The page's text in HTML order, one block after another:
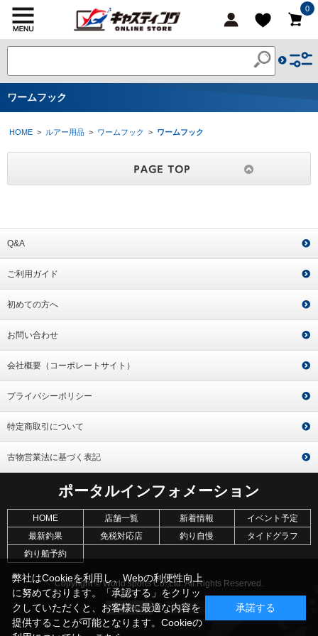
0
ワームフック
HOME > ルアー用品 > ワームフック > ワームフック
Q&A
ご利用ガイド
初めての方へ
お問い合わせ
会社概要（コーポレートサイト）
プライバシーポリシー
特定商取引について
古物営業法に基づく表記
ポータルインフォメーション
HOME 店舗一覧 新着情報
イベント予定
最新釣果
免税対応店 釣り自慢
タイドグラフ
釣り船予約
Copyright © World sports Co.,Ltd. All Rights Reserved.
弊社はCookieを利用し、Webの利便性向上
に努めております。「承認する」をクリッ
クしていただくと、お客様に最適な内容を
提供することが可能となります。Cookieの
承諾する